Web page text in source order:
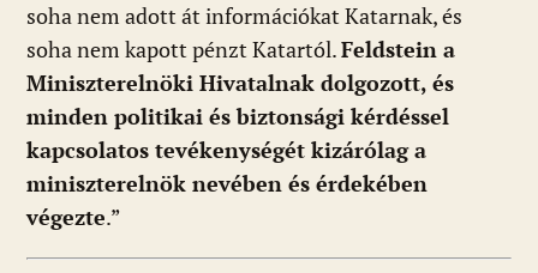
soha nem adott át információkat Katarnak, és
soha nem kapott pénzt Katartól.Feldstein a
Miniszterelnöki Hivatalnak dolgozott, és
minden politikai és biztonsági kérdéssel
kapcsolatos tevékenységét kizárólag a
miniszterelnök nevében és érdekében
végezte.”